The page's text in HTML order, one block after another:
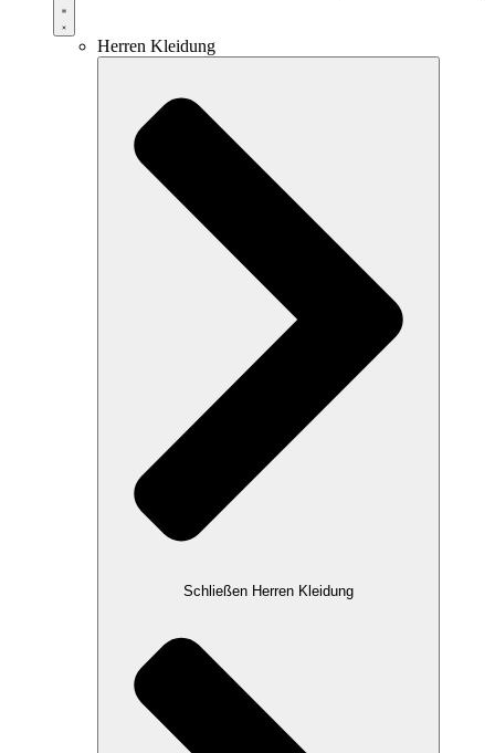
Herren Kleidung
Schließen Herren Kleidung